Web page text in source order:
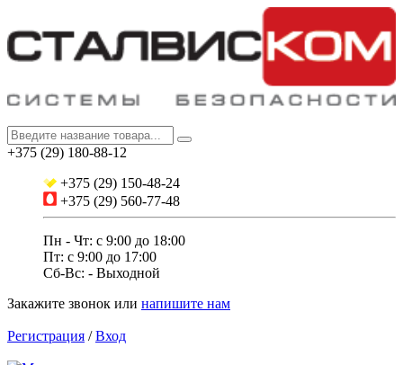
+375 (29) 180-88-12
+375 (29) 150-48-24
+375 (29) 560-77-48
Пн - Чт: с 9:00 до 18:00
Пт: c 9:00 до 17:00
Сб-Вс: - Выходной
Закажите звонок или напишите нам
Регистрация /Вход